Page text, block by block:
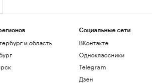
и область
Социальные сети
ВКонтакте
Одноклассники
Telegram
Дзен